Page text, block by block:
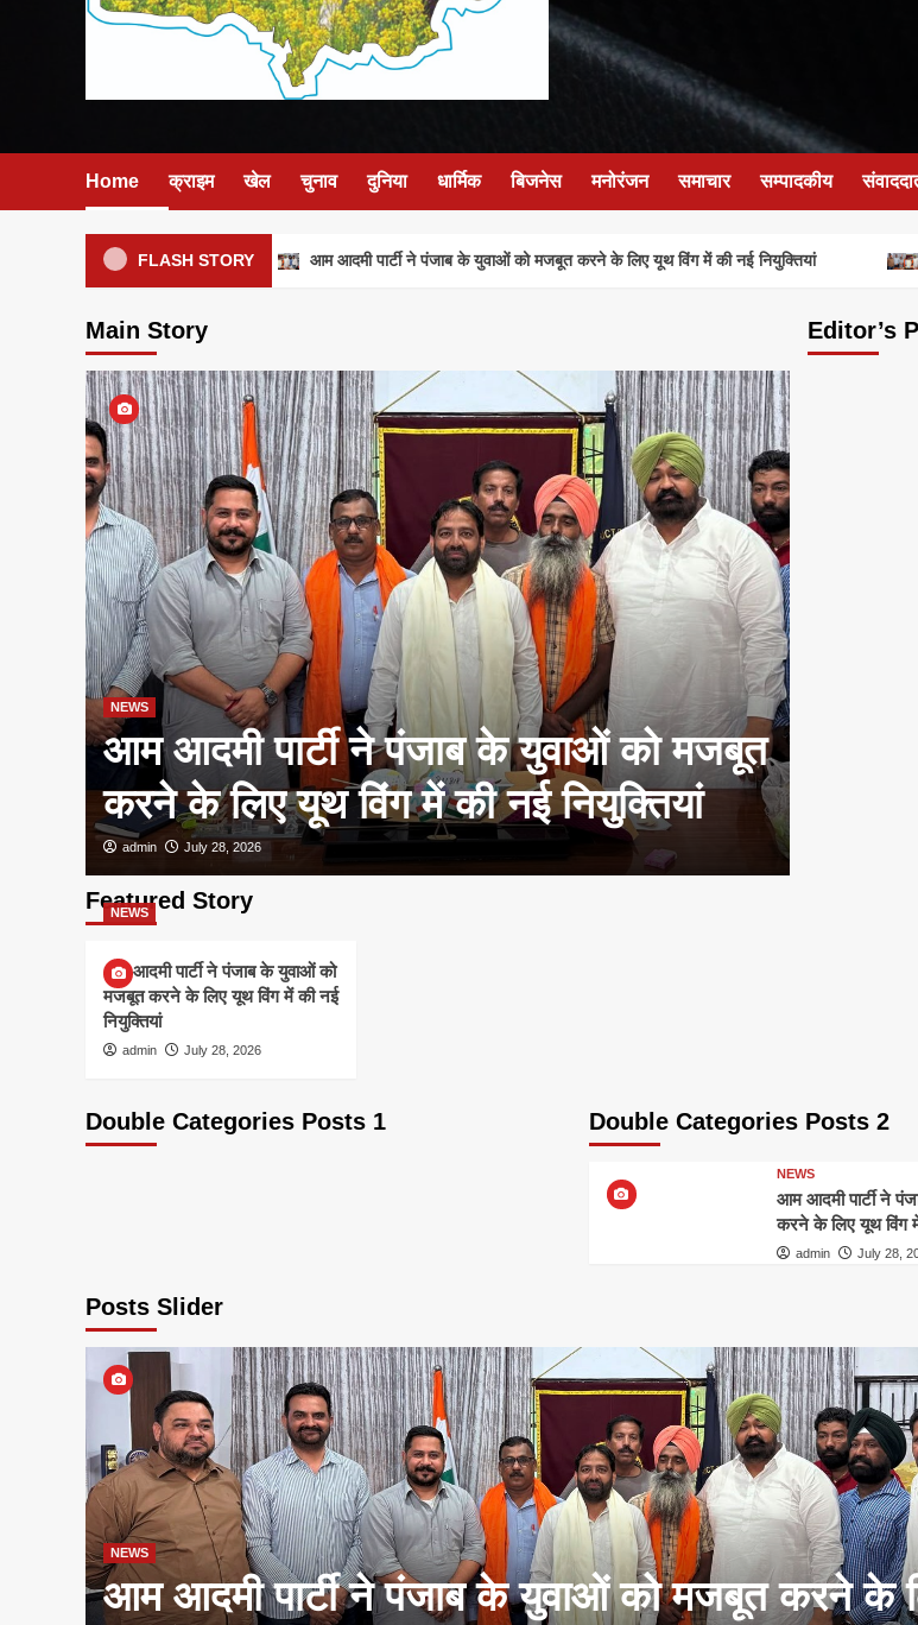
Home क्राइम खेल चुनाव दुनिया धार्मिक बिजनेस मनोरंजन समाचार सम्पादकीय
FLASH STORY आम आदमी पार्टी ने पंजाब के युवाओं को मजबूत करने के लिए यूथ विंग में की नई नियुक्तियां
Main Story
NEWS
आम आदमी पार्टी ने पंजाब के युवाओं को मजबूत
करने के लिए यूथ विंग में की नई नियुक्तियां
admin July 28, 2026
Editor’s
Featured Story
NEWS
आम आदमी पार्टी ने पंजाब के युवाओं को
मजबूत करने के लिए यूथ विंग में की नई
नियुक्तियां
admin July 28, 2026
Double Categories Posts 1 Double Categories Posts 2
NEWS
आम आदमी पार्टी ने
करने के लिए यूथ विंग में
admin July 28,
Posts Slider
NEWS
आम आदमी पार्टी ने पंजाब के युवाओं को मजबूत करने के